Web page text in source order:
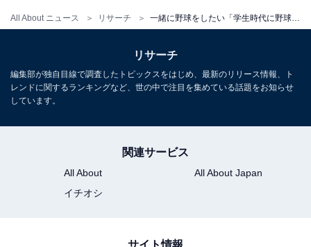
All About ニュース リサーチ
リサーチ
編集部が独自目線で調査したトピックスをはじめ、最新のリリース情報、ト
レンドに関するランキングなど、世の中で注目を集めている話題をお知らせ
しています。
関連サービス
All About
All About Japan
イチオシ
サイト情報